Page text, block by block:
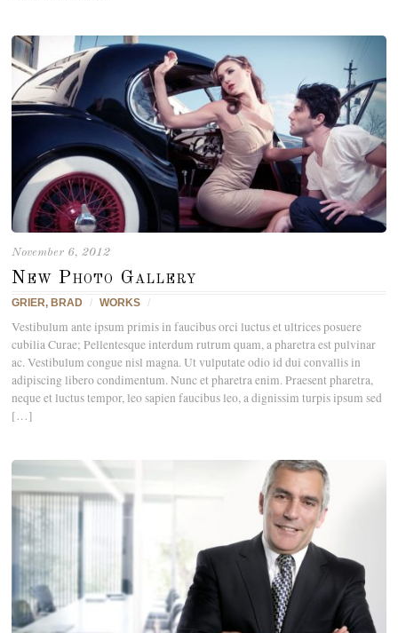
November 6, 2012
New Photo Gallery
GRIER, BRAD / WORKS /
Vestibulum ante ipsum primis in faucibus orci luctus et ultrices posuere
cubilia Curae; Pellentesque interdum rutrum quam, a pharetra est pulvinar
ac. Vestibulum congue nisl magna. Ut vulputate odio id dui convallis in
adipiscing libero condimentum. Nunc et pharetra enim. Praesent pharetra,
neque et luctus tempor, leo sapien faucibus leo, a dignissim turpis ipsum sed
[…]